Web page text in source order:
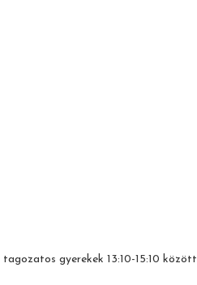
gyerekek 13:10-15:10 között